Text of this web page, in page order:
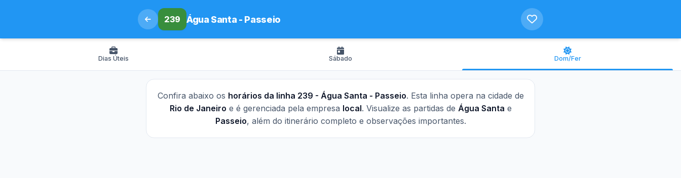
239 Água Santa - Passeio
Dias Úteis Sábado Dom/Fer
Confira abaixo os horários da linha 239 - Água Santa - Passeio. Esta linha opera na cidade de
Rio de Janeiro e é gerenciada pela empresa local. Visualize as partidas de Água Santa e
Passeio, além do itinerário completo e observações importantes.